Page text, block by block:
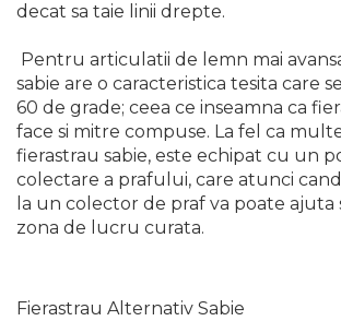
decat sa taie linii drepte.
Pentru articulatii de lemn mai
sabie are o caracteristica tesita care
60 de grade; ceea ce inseamna ca
face si mitre compuse. La fel ca
fierastrau sabie, este echipat cu un
colectare a prafului, care atunci
la un colector de praf va poate ajuta
zona de lucru curata.
Fierastrau Alternativ Sabie